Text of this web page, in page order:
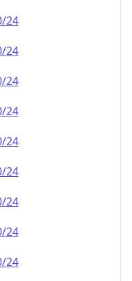
24
24
24
24
24
24
24
24
24